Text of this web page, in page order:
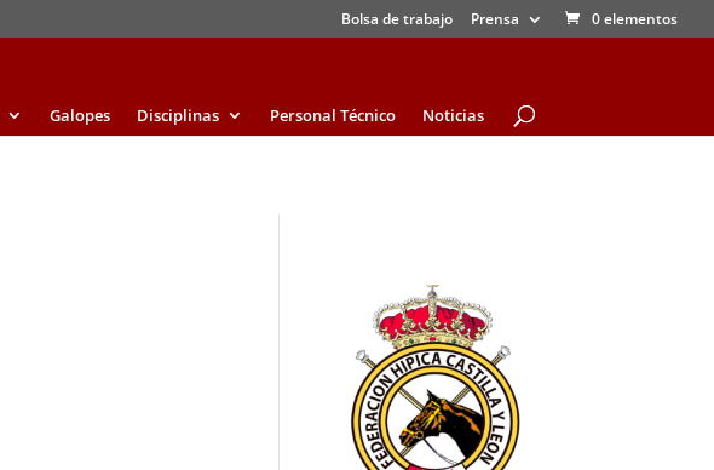
Bolsa de trabajo Prensa 0 elementos
Galopes Disciplinas Personal Técnico Noticias